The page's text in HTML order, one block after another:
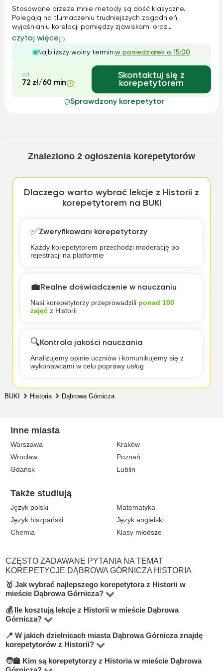
Stosowane przeze mnie metody są dość klasyczne.
Polegają na tłumaczeniu trudniejszych zagadnień,
wyjaśnianiu korelacji pomiędzy zjawiskami oraz
podpowiadaniu uczniom na czym winni się skupić
opanowując materiał.
czytaj więcej
Najbliższy wolny termin:w poniedziałek o 15:00
od
72 zł/60 min
Skontaktuj się z
korepetytorem
Sprawdzony korepetytor
Znaleziono 2 ogłoszenia korepetytorów
Dlaczego warto wybrać lekcje z Historii z
korepetytorem na BUKI
✅Zweryfikowani korepetytorzy
Każdy korepetytorem przechodzi moderację po
rejestracji na platformie
💼Realne doświadczenie w nauczaniu
Nasi korepetytorzy przeprowadzili ponad 100
zajęćz Historii
🔍Kontrola jakości nauczania
Analizujemy opinie uczniów i komunikujemy się z
wykonawcami w celu poprawy usług
BUKI Historia Dąbrowa Górnicza
Inne miasta
Warszawa
Kraków
Wrocław
Poznań
Gdańsk
Lublin
Także studiują
Język polski
Matematyka
Język hiszpański
Język angielski
Chemia
Klasy młodsze
CZĘSTO ZADAWANE PYTANIA NA TEMAT
KOREPETYCJE DĄBROWA GÓRNICZA HISTORIA
🥇 Jak wybrać najlepszego korepetytora z Historii w
mieście Dąbrowa Górnicza?
Na platformie BUKI znajdziesz 2 korepetytorów
oferujących zajęcia z Historia w miejscowości Dąbrowa
Górnicza. Przy wyborze zwróć uwagę na cenę, opinie,
szukać korepetytorów z opcją darmowej lekcji próbnej,
💰 Ile kosztują lekcje z Historii w mieście Dąbrowa
Górnicza?
Ceny zależą od poziomu, doświadczenia korepetytora i
trybu zajęć (online lub stacjonarnie). Średnia cena w
mieście Dąbrowa Górnicza wynosi od 50 do 100 zł/h.
📍 W jakich dzielnicach miasta Dąbrowa Górnicza znajdę
korepetytorów z Historii?
Na BUKI możesz znaleźć nauczycieli w niemal
🧑‍🏫 Kim są korepetytorzy z Historia w mieście Dąbrowa